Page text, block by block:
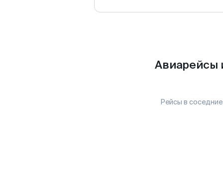
Авиарейсы
Рейсы в